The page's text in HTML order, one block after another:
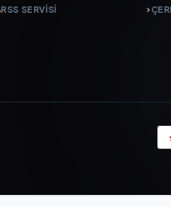
RSS SERVISI